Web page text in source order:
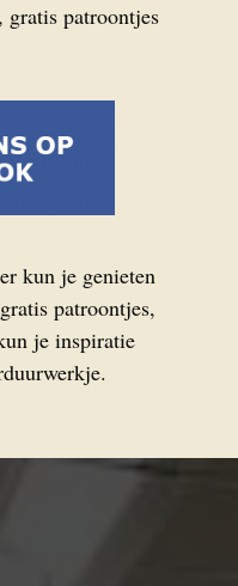
gratis patroontjes
kun je genieten
patroontjes,
je inspiratie